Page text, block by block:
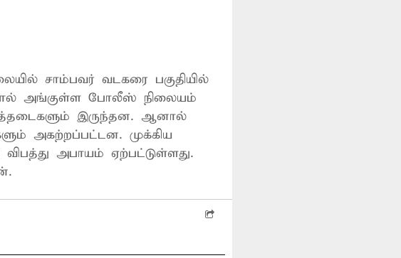
சாம்பவர் வடகரை பகுதியில்
அங்குள்ள போலீஸ் நிலையம்
இருந்தன. ஆனால்
அகற்றப்பட்டன. முக்கிய
அபாயம் ஏற்பட்டுள்ளது.